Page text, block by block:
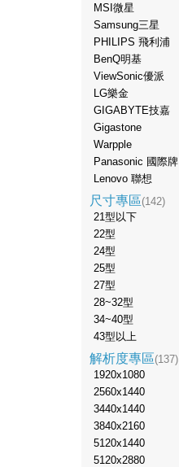
MSI微星
Samsung三星
PHILIPS 飛利浦
BenQ明基
ViewSonic優派
LG樂金
GIGABYTE技嘉
Gigastone
Warpple
Panasonic 國際牌
Lenovo 聯想
尺寸專區(142)
21型以下
22型
24型
25型
27型
28~32型
34~40型
43型以上
解析度專區(137)
1920x1080
2560x1440
3440x1440
3840x2160
5120x1440
5120x2880